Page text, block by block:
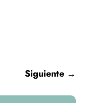
Siguiente→